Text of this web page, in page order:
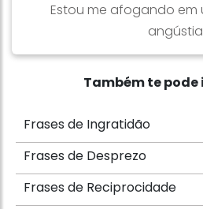
Estou me afogando em
Também te
Frases de Ingratidão
Frases de Desprezo
Frases de Reciprocidade